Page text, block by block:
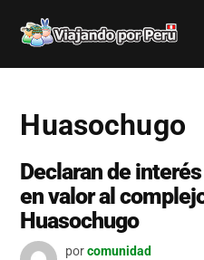
Huasochugo
Declaran de
en valor al
Huasochugo
porcomunidad